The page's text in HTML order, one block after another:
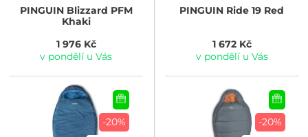
PINGUINBlizzard PFM
Khaki
1 976 Kč
v pondělí u Vás
PINGUIN Ride 19 Red
1 672 Kč
v pondělí u Vás
-20%
-20%